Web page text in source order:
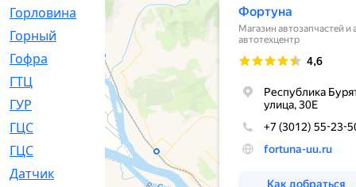
Горловина
[14]
Горный
[1]
Гофра
ГТЦ
[96]
ГУР
[34]
ГЦC
ГЦС
[74]
Датчик
[969]